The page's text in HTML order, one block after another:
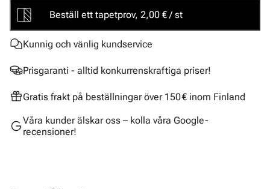
Beställ ett tapetprov, 2,00 € / st
Kunnig och vänlig kundservice
Prisgaranti - alltid konkurrenskraftiga priser!
Gratis frakt på beställningar över 150 € inom Finland
Våra kunder älskar oss – kolla våra Google-
recensioner!